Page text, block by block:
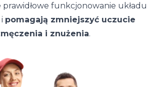
prawidłowe funkcjonowanie układu
pomagają zmniejszyć uczucie
i znużenia.